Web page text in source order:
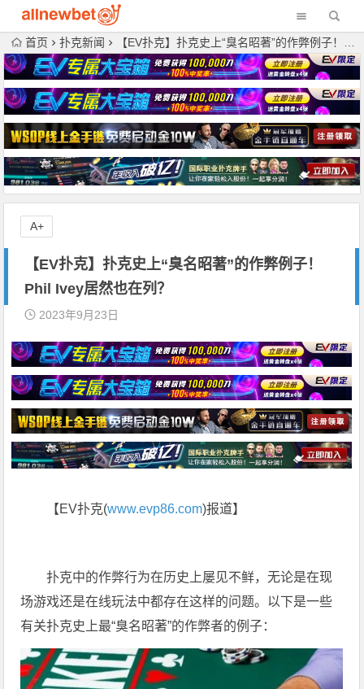
首页 扑克新闻 【EV扑克】扑克史上“臭名昭著”的作弊例子！Phil Ivey居然也在列？
【EV扑克】扑克史上“臭名昭著”的作弊例子！
Phil Ivey居然也在列？
2023年9月23日
【EV扑克(www.evp86.com)报道】
扑克中的作弊行为在历史上屡见不鲜，无论是在现
场游戏还是在线玩法中都存在这样的问题。以下是一些
有关扑克史上最“臭名昭著”的作弊者的例子：
A+